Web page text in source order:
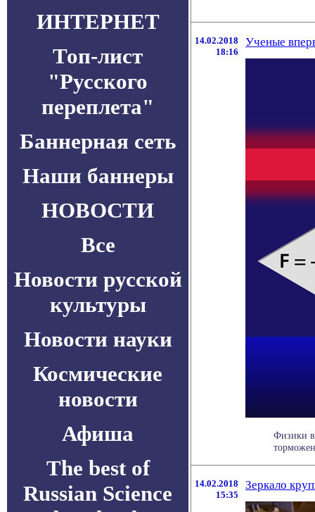
ИНТЕРНЕТ
Топ-лист
"Русского
переплета"
Баннерная сеть
Наши баннеры
НОВОСТИ
Все
Новости русской
культуры
Новости науки
Космические
новости
Афиша
The best of
Russian Science
14.02.2018
18:16
Ученые
Физики
14.02.2018
15:35
Зеркало